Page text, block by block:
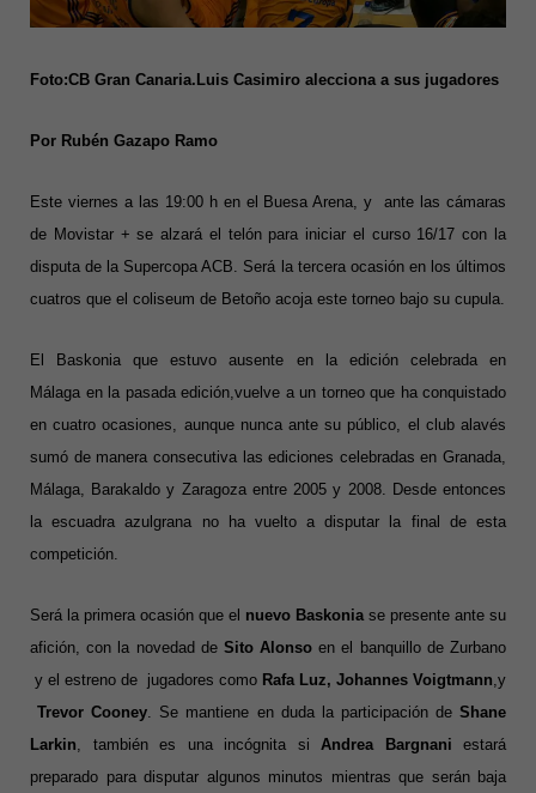
Foto:CB Gran Canaria.Luis Casimiro alecciona a sus jugadores
Por Rubén Gazapo Ramo
Este viernes a las 19:00 h en el Buesa Arena, y ante las cámaras
de Movistar + se alzará el telón para iniciar el curso 16/17 con la
disputa de la Supercopa ACB. Será la tercera ocasión en los últimos
cuatros que el coliseum de Betoño acoja este torneo bajo su cupula.
El Baskonia que estuvo ausente en la edición celebrada en
Málaga en la pasada edición,vuelve a un torneo que ha conquistado
en cuatro ocasiones, aunque nunca ante su público, el club alavés
sumó de manera consecutiva las ediciones celebradas en Granada,
Málaga, Barakaldo y Zaragoza entre 2005 y 2008. Desde entonces
la escuadra azulgrana no ha vuelto a disputar la final de esta
competición.
Será la primera ocasión que el nuevo Baskonia se presente ante su
afición, con la novedad de Sito Alonso en el banquillo de Zurbano
y el estreno de jugadores como Rafa Luz, Johannes Voigtmann ,y
Trevor Cooney . Se mantiene en duda la participación deShane
Larkin , también es una incógnita si Andrea Bargnani estará
preparado para disputar algunos minutos mientras que serán baja